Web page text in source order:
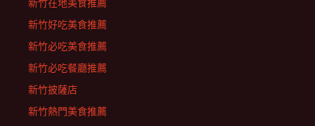
新竹在地美食推薦
新竹好吃美食推薦
新竹必吃美食推薦
新竹必吃餐廳推薦
新竹披薩店
新竹熱門美食推薦